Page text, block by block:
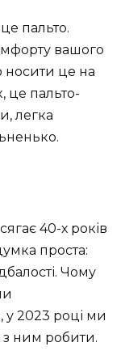
пальто.
вашого
носити це на
це пальто-
легка
40-х років
проста:
Чому
у 2023 році ми
ним робити.